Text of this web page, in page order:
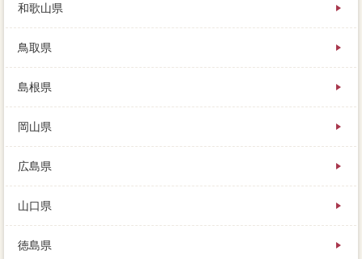
和歌山県
鳥取県
島根県
岡山県
広島県
山口県
徳島県